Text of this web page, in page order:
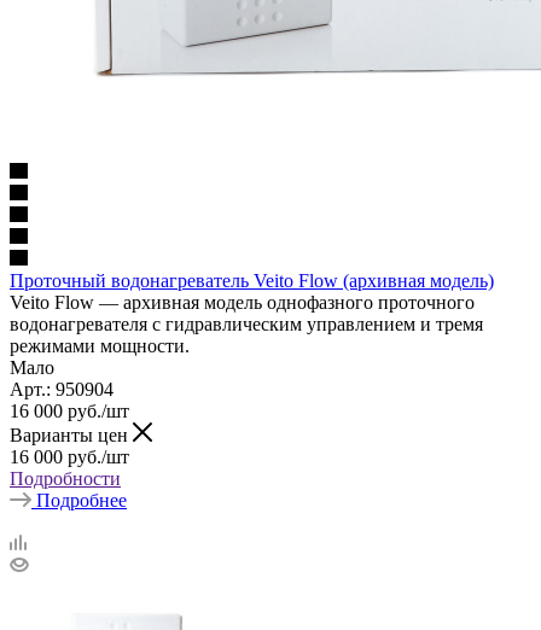
Проточный водонагреватель Veito Flow (архивная модель)
Veito Flow — архивная модель однофазного проточного
водонагревателя с гидравлическим управлением и тремя
режимами мощности.
Мало
Арт.: 950904
16 000 руб./шт
Варианты цен
16 000 руб./шт
Подробности
Подробнее